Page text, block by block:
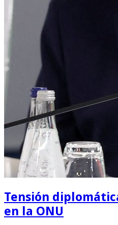
Tensión
en la ONU